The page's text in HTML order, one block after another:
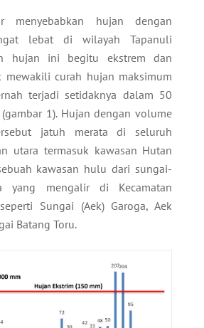
menyebabkan hujan dengan
lebat di wilayah Tapanuli
hujan ini begitu ekstrem dan
mewakili curah hujan maksimum
terjadi setidaknya dalam 50
1). Hujan dengan volume
jatuh merata di seluruh
utara termasuk kawasan Hutan
kawasan hulu dari sungai-
yang mengalir di Kecamatan
Sungai (Aek) Garoga, Aek
Batang Toru.